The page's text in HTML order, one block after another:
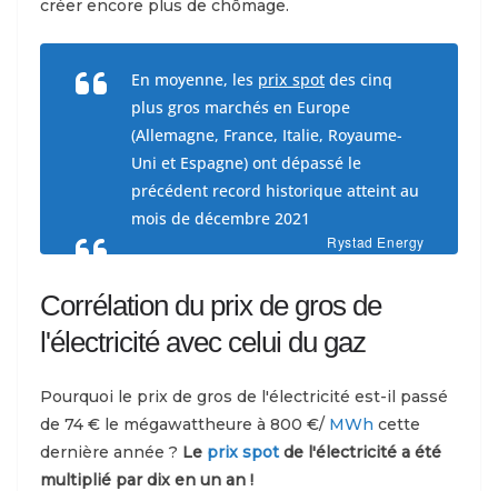
créer encore plus de chômage.
En moyenne, les prix spot des cinq
plus gros marchés en Europe
(Allemagne, France, Italie, Royaume-
Uni et Espagne) ont dépassé le
précédent record historique atteint au
mois de décembre 2021
Rystad Energy
Corrélation du prix de gros de
l'électricité avec celui du gaz
Pourquoi le prix de gros de l'électricité est-il passé
de 74 € le mégawattheure à 800 €/ MWh cette
dernière année ? Le prix spotde l'électricité a été
multiplié par dix en un an !